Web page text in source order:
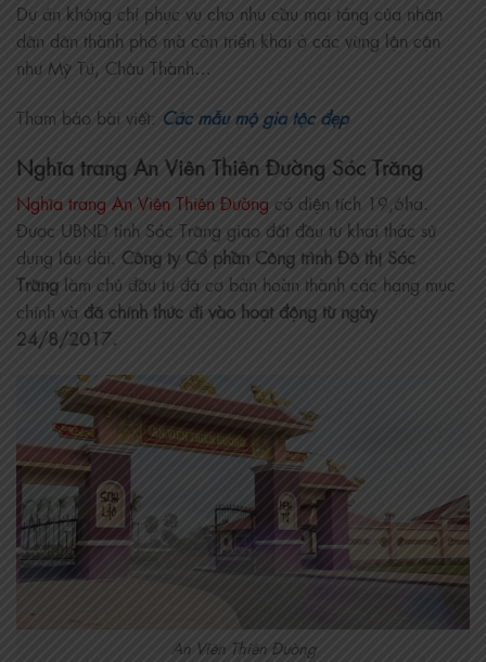
Dự án không chỉ phục vụ cho nhu cầu mai táng của nhân
dân dân thành phố mà còn triển khai ở các vùng lận cận
như Mỹ Tú, Châu Thành…
Tham bảo bài viết: Các mẫu mộ gia tộc đẹp
Nghĩa trang An Viên Thiên Đường Sóc Trăng
Nghĩa trang An Viên Thiên Đường có diện tích 19,6ha.
Được UBND tỉnh Sóc Trăng giao đất đầu tư khai thác sử
dụng lâu dài. Công ty Cổ phần Công trình Đô thị Sóc
Trăng làm chủ đầu tư đã cơ bản hoàn thành các hạng mục
chính và đã chính thức đi vào hoạt động từ ngày
24/8/2017.
An Viên Thiên Đường